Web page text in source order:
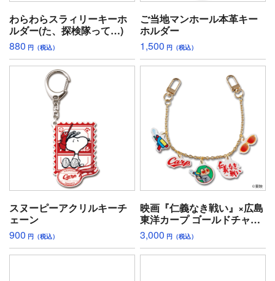
わらわらスラィリーキーホ
ルダー(た、探検隊って…)
880 円（税込）
ご当地マンホール本革キー
ホルダー
1,500 円（税込）
スヌーピーアクリルキーチ
ェーン
900 円（税込）
映画『仁義なき戦い』×広島
東洋カープ ゴールドチャー
ム（ティアドロップ坊や）
3,000 円（税込）